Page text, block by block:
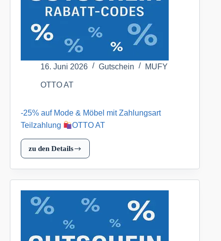
16. Juni 2026 Gutschein MUFY
OTTO AT
-25% auf Mode & Möbel mit Zahlungsart
Teilzahlung
OTTO AT
zu den Details
&
Zahlungsart
Teilzahlung